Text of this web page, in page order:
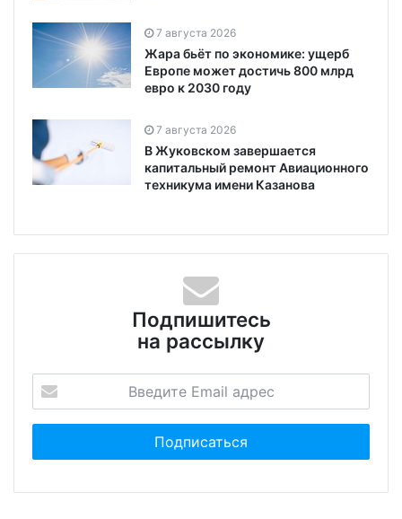
7 августа 2026
Жара бьёт по экономике: ущерб
Европе может достичь 800 млрд
евро к 2030 году
7 августа 2026
В Жуковском завершается
капитальный ремонт Авиационного
техникума имени Казанова
Подпишитесь
на рассылку